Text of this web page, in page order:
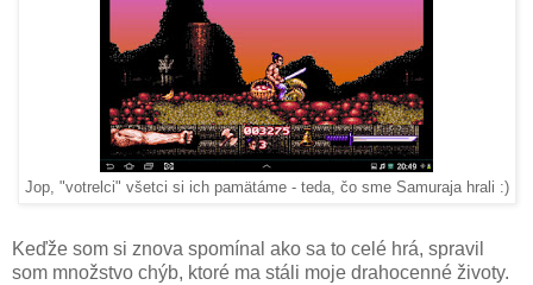
Jop, "votrelci" všetci si ich pamätáme - teda, čo sme Samuraja hrali :)
Keďže som si znova spomínal ako sa to celé hrá, spravil
som množstvo chýb, ktoré ma stáli moje drahocenné životy.